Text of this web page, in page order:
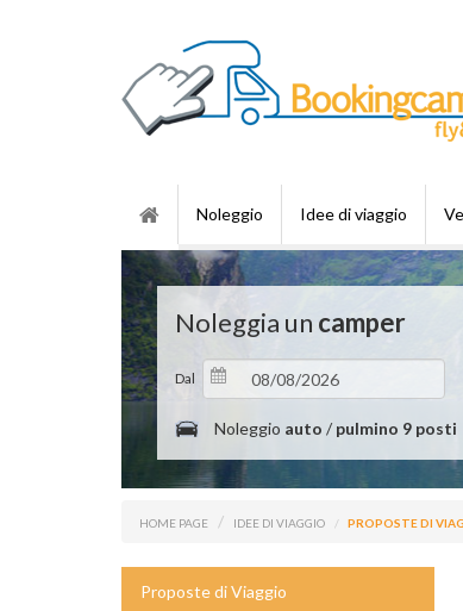
Noleggio Idee di viaggio
Noleggia un camper
Dal
Noleggio auto / pulmino 9 posti
HOME PAGE IDEE DI VIAGGIO PROPOSTE DI
Proposte di Viaggio